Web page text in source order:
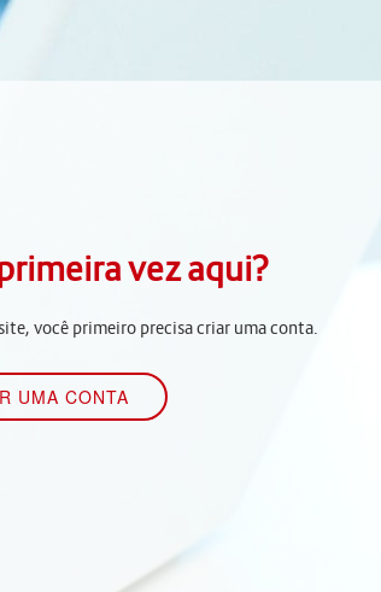
vez aqui?
você primeiro precisa criar uma conta.